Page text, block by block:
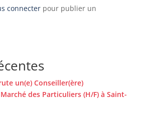
connecterpour publier un
un(e) Conseiller(ère)
des Particuliers (H/F) à Saint-